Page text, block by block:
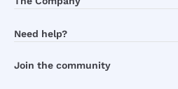
Sustainability
Wine Shops & Restaurants
Need help?
Join the community